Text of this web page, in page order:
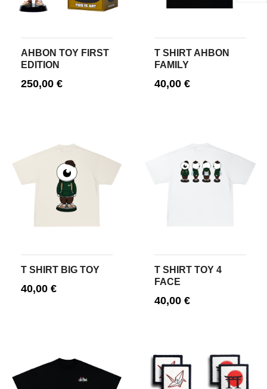
AHBON TOY FIRST
EDITION
250,00 €
T SHIRT AHBON
FAMILY
40,00 €
T SHIRT BIG TOY
40,00 €
T SHIRT TOY 4
FACE
40,00 €